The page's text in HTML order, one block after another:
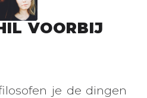
VOORBIJ
je de dingen